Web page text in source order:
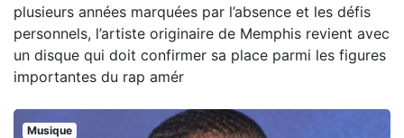
plusieurs années marquées par l’absence et les défis
personnels, l’artiste originaire de Memphis revient avec
un disque qui doit confirmer sa place parmi les figures
importantes du rap amér
Musique